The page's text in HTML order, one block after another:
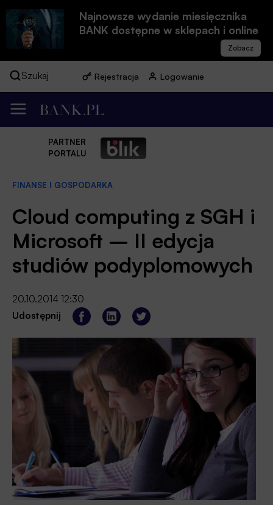
Najnowsze wydanie miesięcznika
BANK dostępne w sklepach i online
Szukaj Rejestracja Logowanie
PARTNER
PORTALU
FINANSE I GOSPODARKA
Cloud computing z SGH i
Microsoft – II edycja
studiów podyplomowych
20.10.2014 12:30
Udostępnij